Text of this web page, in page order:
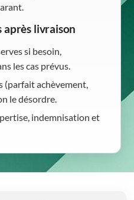
après livraison
si besoin,
les cas prévus.
(parfait achèvement,
le désordre.
indemnisation et